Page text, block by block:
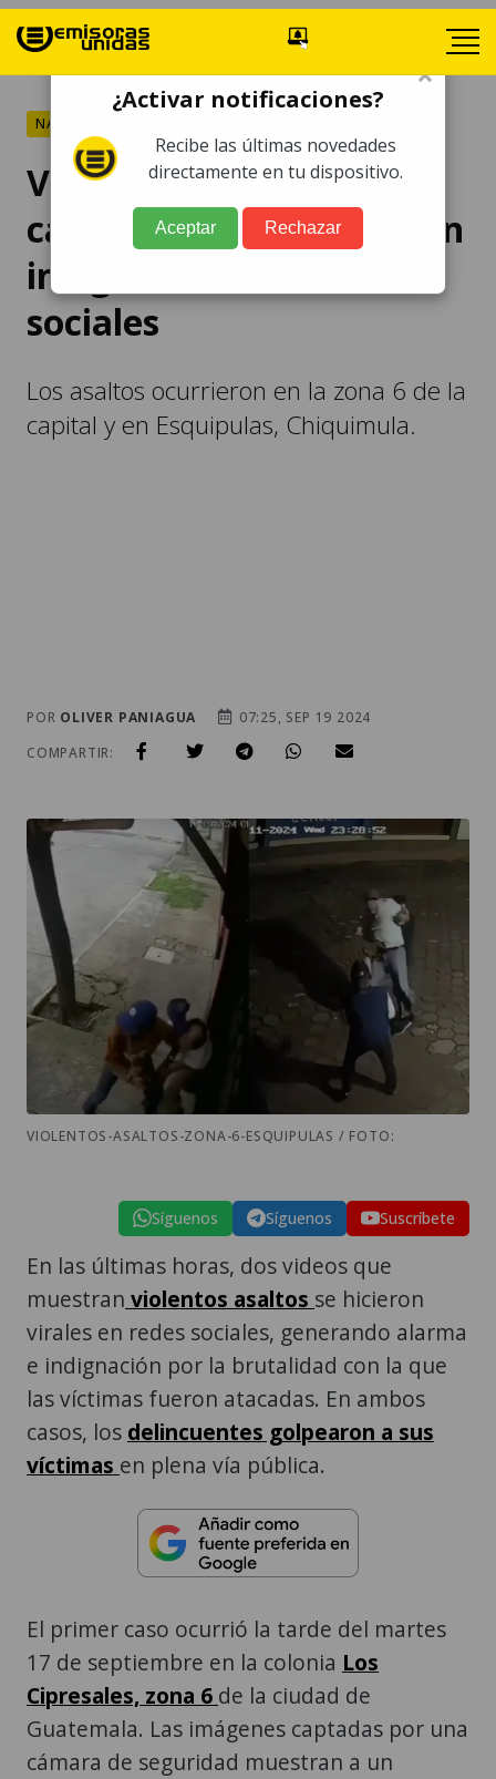
NACIONALES
Violentos asaltos
captados en video causan
indignación en redes
sociales
Los asaltos ocurrieron en la zona 6 de la
capital y en Esquipulas, Chiquimula.
POR OLIVER PANIAGUA
07:25, SEP 19 2024
COMPARTIR:
VIOLENTOS-ASALTOS-ZONA-6-ESQUIPULAS / FOTO:
Síguenos Síguenos Suscríbete
En las últimas horas, dos videos que
muestran violentos asaltos se hicieron
virales en redes sociales, generando alarma
e indignación por la brutalidad con la que
las víctimas fueron atacadas. En ambos
casos, los delincuentes golpearon a sus
víctimas en plena vía pública.
El primer caso ocurrió la tarde del martes
17 de septiembre en la colonia Los
Cipresales, zona 6 de la ciudad de
Guatemala. Las imágenes captadas por una
cámara de seguridad muestran a un
×
¿Activar notificaciones?
Recibe las últimas novedades
directamente en tu dispositivo.
Aceptar Rechazar